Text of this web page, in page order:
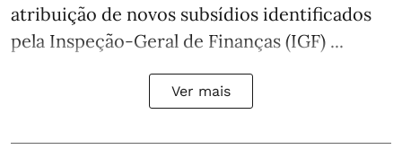
atribuição de novos subsídios identificados
pela Inspeção-Geral de Finanças (IGF) ...
Ver mais